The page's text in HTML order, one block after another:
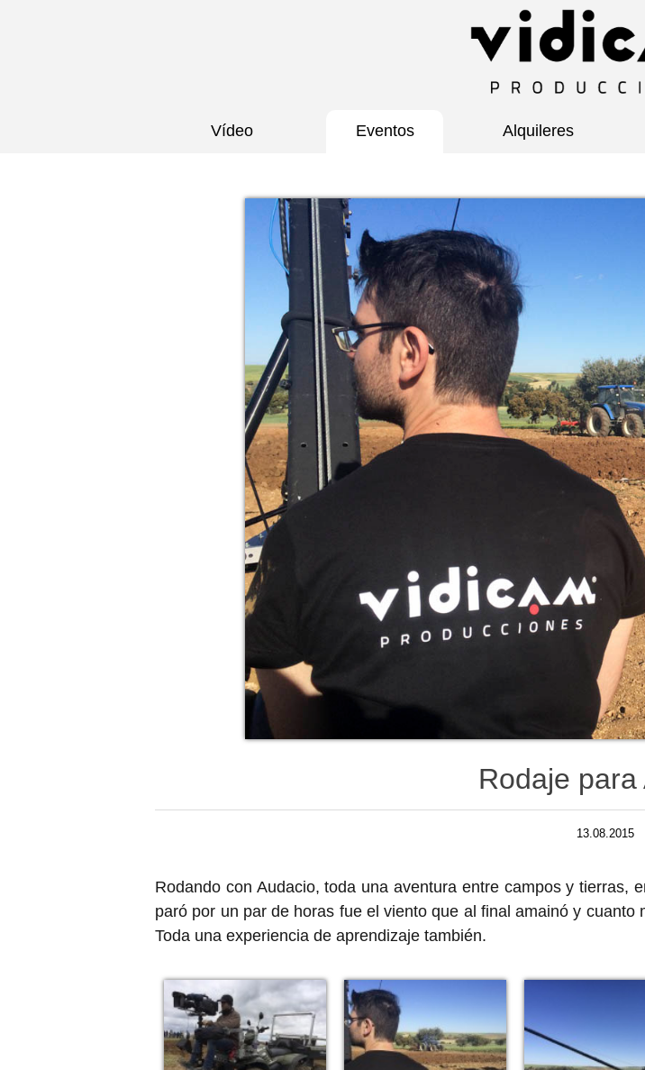
Vídeo Eventos Alquileres
Rodaje para
13.08.2015
Rodando con Audacio, toda una aventura entre campos y tierras,
paró por un par de horas fue el viento que al final amainó y
Toda una experiencia de aprendizaje también.